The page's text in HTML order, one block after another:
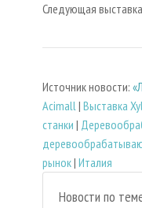
Следующая
Источник новости:
Acimall | Выставка
станки |
рынок| Италия
Новости по